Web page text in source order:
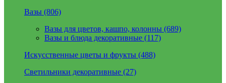
Вазы (806)
Вазы для цветов, кашпо, колонны (689)
Вазы и блюда декоративные (117)
Искусственные цветы и фрукты (488)
Светильники декоративные (27)